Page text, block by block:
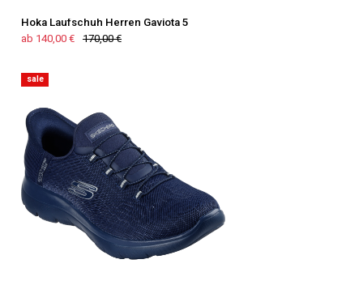
Hoka Laufschuh Herren Gaviota 5
ab 140,00 €
170,00 €
sale